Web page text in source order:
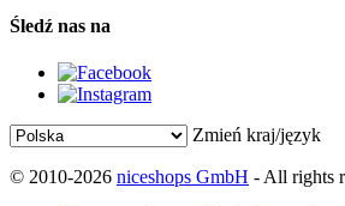
Śledź nas na
Zmień kraj/język
© 2010-2026 niceshops GmbH - All rights